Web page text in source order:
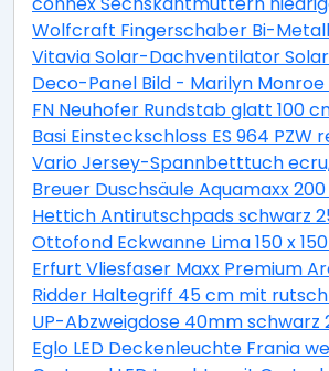
Wolfcraft Fingerschaber Bi-
Vitavia Solar-Dachventilator
Deco-Panel Bild - Marilyn Monroe
FN Neuhofer Rundstab glatt 100
Basi Einsteckschloss ES 964 PZW
Vario Jersey-Spannbetttuch
Breuer Duschsäule Aquamaxx
Hettich Antirutschpads schwarz
Ottofond Eckwanne Lima 150 x
Erfurt Vliesfaser Maxx Premium
Ridder Haltegriff 45 cm mit
UP-Abzweigdose 40mm schwarz
Eglo LED Deckenleuchte Frania